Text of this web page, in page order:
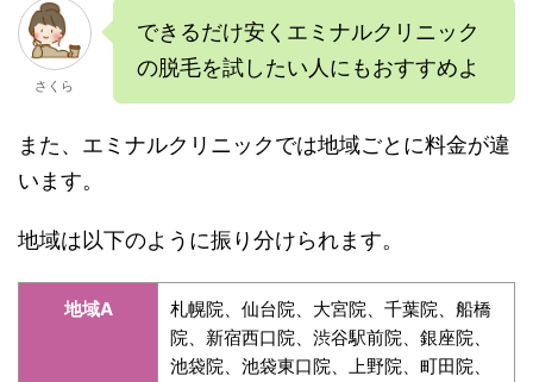
さくら
できるだけ安くエミナルクリニック
の脱毛を試したい人にもおすすめよ
また、エミナルクリニックでは地域ごとに料金が違
います。
地域は以下のように振り分けられます。
地域A
札幌院、仙台院、大宮院、千葉院、船橋
院、新宿西口院、渋谷駅前院、銀座院、
池袋院、池袋東口院、上野院、町田院、